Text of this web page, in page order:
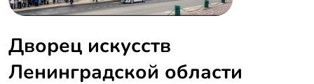
Дворец искусств
Ленинградской области